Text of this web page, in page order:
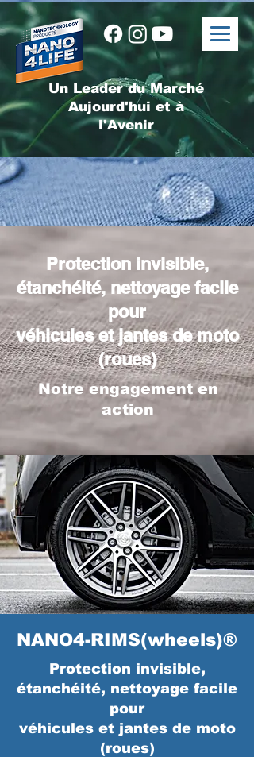
Un Leader du Marché
Aujourd'hui et à
l'Avenir
Protection invisible,
étanchéité, nettoyage facile
pour
véhicules et jantes de moto
(roues)
Notre engagement en
action
NANO4-RIMS(wheels)®
Protection invisible,
étanchéité, nettoyage facile
pour
véhicules et jantes de moto
(roues)